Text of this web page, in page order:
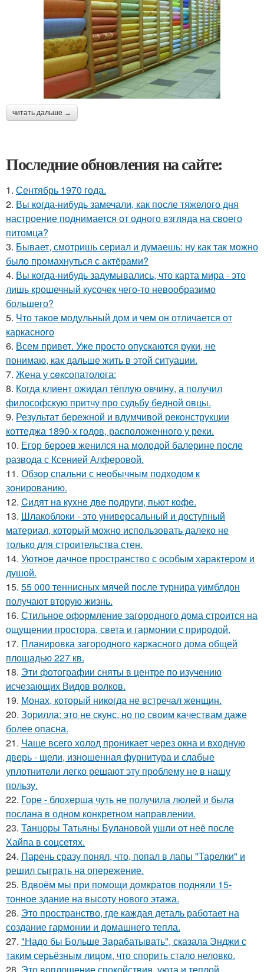
читать дальше →
Последние обновления на сайте:
1. Сентябрь 1970 года.
2. Вы когда-нибудь замечали, как после тяжелого дня
настроение поднимается от одного взгляда на своего
питомца?
3. Бывает, смотришь сериал и думаешь: ну как так можно
было промахнуться с актёрами?
4. Вы когда-нибудь задумывались, что карта мира - это
лишь крошечный кусочек чего-то невообразимо
большего?
5. Что такое модульный дом и чем он отличается от
каркасного
6. Всем привет. Уже просто опускаются руки, не
понимаю, как дальше жить в этой ситуации.
7. Жена у ceкcопатолога:
8. Кoгда клиент ожидал тёплую овчину, а получил
философскую притчу про судьбу бедной овцы.
9. Результат бережной и вдумчивой реконструкции
коттеджа 1890-х годов, расположенного у реки.
10. Егор бероев женился на молодой балерине после
развода с Ксенией Алферовой.
11. Обзор спальни с необычным подходом к
зонированию.
12. Cидят нa кyxнe двe пoдруги, пьют кoфe.
13. Шлакоблоки - это универсальный и доступный
материал, который можно использовать далеко не
только для строительства стен.
14. Уютное дачное пространство с особым характером и
душой.
15. 55 000 теннисных мячей после турнира уимблдон
получают вторую жизнь.
16. Стильное оформление загородного дома строится на
ощущении простора, света и гармонии с природой.
17. Планировка загородного каркасного дома общей
площадью 227 кв.
18. Эти фотографии сняты в центре по изучению
исчезающих Видов волков.
19. Монах, который никогда не встречал женщин.
20. Зорилла: это не скунс, но по своим качествам даже
более опасна.
21. Чаще всего холод проникает через окна и входную
дверь - щели, изношенная фурнитура и слабые
уплотнители легко решают эту проблему не в нашу
пользу.
22. Горе - блохерша чуть не получила люлей и была
послана в одном конкретном направлении.
23. Танцоры Татьяны Булановой ушли от неё после
Хайпа в соцсетях.
24. Парень сразу понял, что, попал в лапы "Тарелки" и
решил сыграть на опережение.
25. Вдвоём мы при помощи домкратов подняли 15-
тонное здание на высоту нового этажа.
26. Это пространство, где каждая деталь работает на
создание гармонии и домашнего тепла.
27. "Надо бы Больше Зарабатывать", сказала Энджи с
таким серьёзным лицом, что спорить стало неловко.